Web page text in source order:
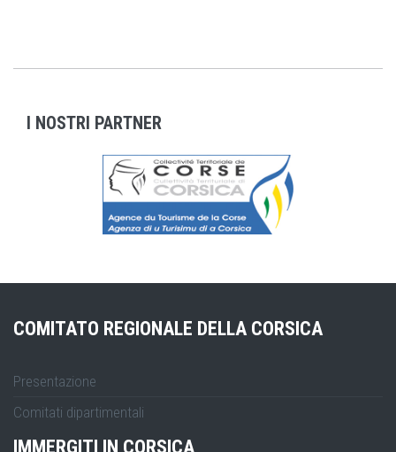
I NOSTRI PARTNER
COMITATO REGIONALE DELLA CORSICA
Presentazione
Comitati dipartimentali
IMMERGITI IN CORSICA